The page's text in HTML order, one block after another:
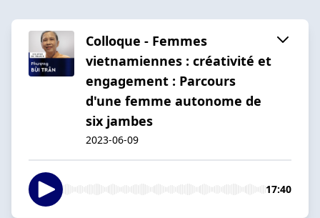
Colloque - Femmes
vietnamiennes : créativité et
engagement : Parcours
d'une femme autonome de
six jambes
2023-06-09
17:40